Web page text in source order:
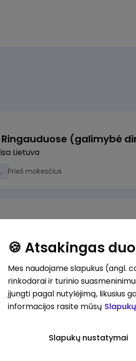
Lietuva
Prieš mokesčius
Marijampolė
mokesčius
🍪 Atsakingas
Mes naudojame slapukus (angl.
rinkodarai ir turinio
įjungti pagal nutylėjimą, likusius
informacijos rasite mūsų
Slapukų nustatymai